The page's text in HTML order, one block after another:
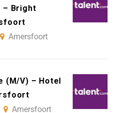
– Bright
Amersfoort
(M/V) – Hotel
Amersfoort